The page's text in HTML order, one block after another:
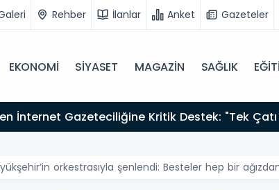
Rehber İlanlar Anket Gazeteler
EKONOMİ SİYASET MAGAZİN SAĞLIK
orkestrasıyla şenlendi: Besteler hep bir